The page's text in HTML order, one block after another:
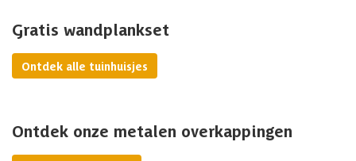
Gratis wandplankset
Ontdek alle tuinhuisjes
Ontdek onze metalen overkappingen